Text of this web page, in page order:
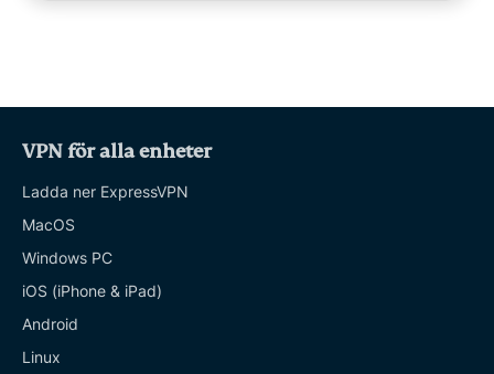
VPN för alla enheter
Ladda ner ExpressVPN
MacOS
Windows PC
iOS (iPhone & iPad)
Android
Linux